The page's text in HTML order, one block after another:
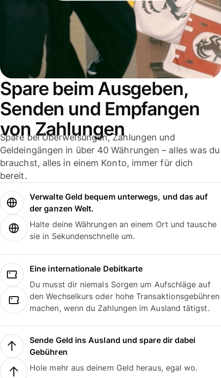
Spare beim Ausgeben,
Senden und Empfangen
von Zahlungen
Spare bei Überweisungen, Zahlungen und
Geldeingängen in über 40 Währungen – alles was du
brauchst, alles in einem Konto, immer für dich
bereit.
Verwalte Geld bequem unterwegs, und das auf
der ganzen Welt.
Halte deine Währungen an einem Ort und tausche
sie in Sekundenschnelle um.
Eine internationale Debitkarte
Du musst dir niemals Sorgen um Aufschläge auf
den Wechselkurs oder hohe Transaktionsgebühren
machen, wenn du Zahlungen im Ausland tätigst.
Sende Geld ins Ausland und spare dir dabei
Gebühren
Hole mehr aus deinem Geld heraus, egal wo.